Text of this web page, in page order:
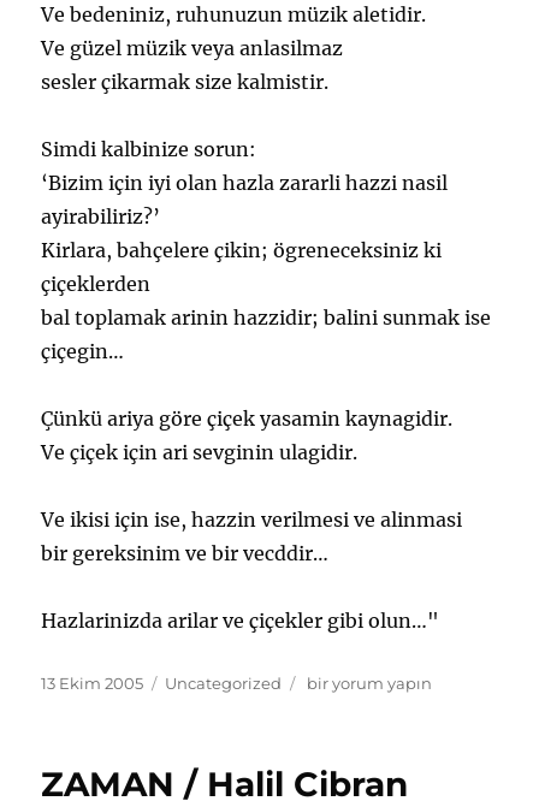
Ve bedeniniz, ruhunuzun müzik aletidir.
Ve güzel müzik veya anlasilmaz
sesler çikarmak size kalmistir.
Simdi kalbinize sorun:
‘Bizim için iyi olan hazla zararli hazzi nasil
ayirabiliriz?’
Kirlara, bahçelere çikin; ögreneceksiniz ki
çiçeklerden
bal toplamak arinin hazzidir; balini sunmak ise
çiçegin…
Çünkü ariya göre çiçek yasamin kaynagidir.
Ve çiçek için ari sevginin ulagidir.
Ve ikisi için ise, hazzin verilmesi ve alinmasi
bir gereksinim ve bir vecddir…
Hazlarinizda arilar ve çiçekler gibi olun…"
Yayın
13 Ekim 2005 Kategoriler
Uncategorized
HAZ
için
bir yorum yapın
ZAMAN / Halil Cibran